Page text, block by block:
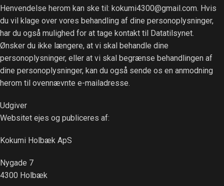
Henvendelse herom kan ske til: kokumi4300@gmail.com. Hvis
du vil klage over vores behandling af dine personoplysninger,
har du også mulighed for at tage kontakt til Datatilsynet.
Ønsker du ikke længere, at vi skal behandle dine
personoplysninger, eller at vi skal begrænse behandlingen af
dine personoplysninger, kan du også sende os en anmodning
herom til ovennævnte e-mailadresse.
Udgiver
Websitet ejes og publiceres af:
Kokumi Holbæk ApS
Nygade 7
4300 Holbæk